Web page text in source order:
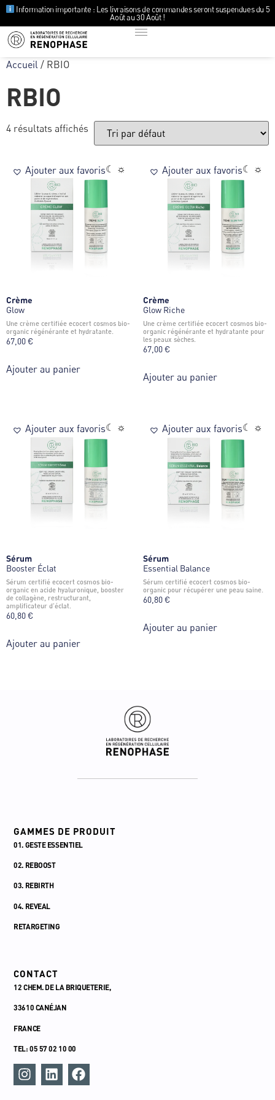
Information importante : Les livraisons de commandes seront suspendues du 5
Août au 30 Août !
Accueil / RBIO
RBIO
4 résultats affichés
Ajouter aux favoris☾ ☼
Crème
Glow
une crème certifiée ecocert cosmos bio-
organic régénérante et hydratante.
67,00€
Ajouter au panier
Ajouter aux favoris☾ ☼
Crème
Glow Riche
une crème certifiée ecocert cosmos bio-
organic régénérante et hydratante pour
les peaux sèches.
67,00€
Ajouter au panier
Ajouter aux favoris☾ ☼
Sérum
Booster Éclat
sérum certifié ecocert cosmos bio-
organic en acide hyaluronique, booster
de collagène, restructurant,
amplificateur d’éclat.
60,80€
Ajouter au panier
Ajouter aux favoris☾ ☼
Sérum
Essential Balance
sérum certifié ecocert cosmos bio-
organic pour récupérer une peau saine.
60,80€
Ajouter au panier
GAMMES DE PRODUIT
01. GESTE ESSENTIEL
02. REBOOST
03. REBIRTH
04. REVEAL
RETARGETING
CONTACT
12 CHEM. DE LA BRIQUETERIE,
33610 CANÉJAN
FRANCE
TEL: 05 57 02 10 00